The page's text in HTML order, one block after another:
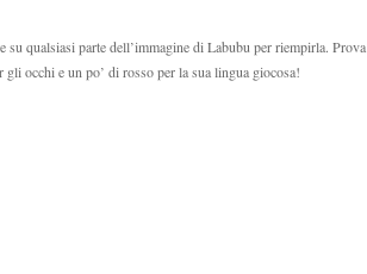
qualsiasi parte dell’immagine di Labubu per riempirla.
occhi e un po’ di rosso per la sua lingua giocosa!